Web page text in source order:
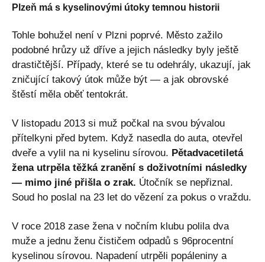
Plzeň má s kyselinovými útoky temnou historii
Tohle bohužel není v Plzni poprvé. Město zažilo
podobné hrůzy už dříve a jejich následky byly ještě
drastičtější. Případy, které se tu odehrály, ukazují, jak
zničující takový útok může být — a jak obrovské
štěstí měla oběť tentokrát.
V listopadu 2013 si muž počkal na svou bývalou
přítelkyni před bytem. Když nasedla do auta, otevřel
dveře a vylil na ni kyselinu sírovou. Pětadvacetiletá
žena utrpěla těžká zranění s doživotními následky
— mimo jiné přišla o zrak. Útočník se nepřiznal.
Soud ho poslal na 23 let do vězení za pokus o vraždu.
V roce 2018 zase žena v nočním klubu polila dva
muže a jednu ženu čističem odpadů s 96procentní
kyselinou sírovou. Napadení utrpěli popáleniny a